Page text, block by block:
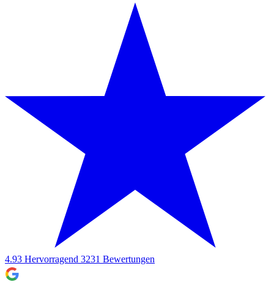
4.93 Hervorragend 3231 Bewertungen